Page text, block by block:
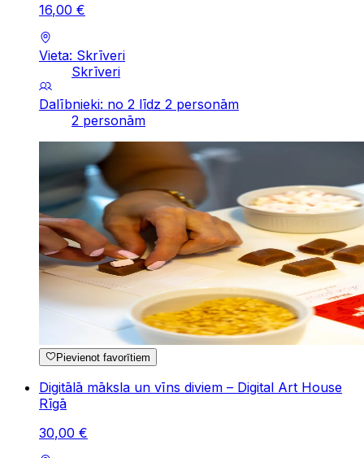
16,00 €
Vieta: Skrīveri
Skrīveri
Dalībnieki: no 2 līdz 2 personām
2 personām
Pievienot favorītiem
Digitālā māksla un vīns diviem – Digital Art House
Rīgā
30,00 €